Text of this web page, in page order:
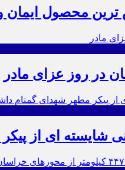
ترین محصول
در روز عزای مادر
شایسته ای از